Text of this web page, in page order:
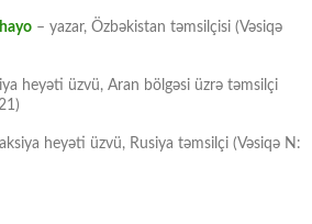
– yazar, Özbəkistan təmsilçisi (Vəsiqə
heyəti üzvü, Aran bölgəsi üzrə təmsilçi
heyəti üzvü, Rusiya təmsilçi (Vəsiqə N: